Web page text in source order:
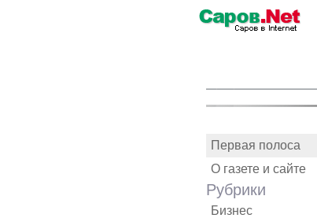
Первая полоса
О газете и сайте
Рубрики
Бизнес